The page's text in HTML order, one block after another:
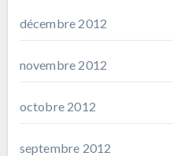
décembre 2012
novembre 2012
octobre 2012
septembre 2012